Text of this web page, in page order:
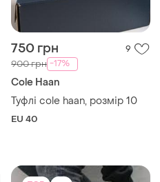
750 грн 9
900 грн -17%
Cole Haan
Туфлі cole haan, розмір 10
EU 40